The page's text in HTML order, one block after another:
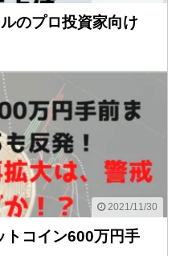
のプロ投資家向け
2021/11/30
トコイン600万円手